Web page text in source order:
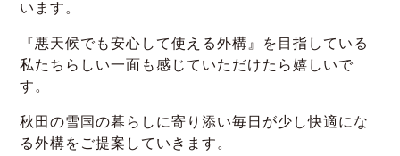
います。
『悪天候でも安心して使える外構』を目指している
私たちらしい一面も感じていただけたら嬉しいで
す。
秋田の雪国の暮らしに寄り添い毎日が少し快適にな
る外構をご提案していきます。